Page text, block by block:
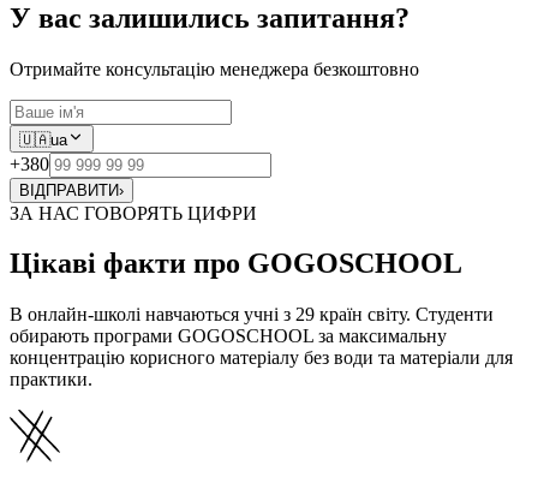
У вас залишились запитання?
Отримайте консультацію менеджера безкоштовно
🇺🇦ua
+380
ВІДПРАВИТИ›
ЗА НАС ГОВОРЯТЬ ЦИФРИ
Цікаві факти про GOGOSCHOOL
В онлайн-школі навчаються учні з 29 країн світу. Студенти
обирають програми GOGOSCHOOL за максимальну
концентрацію корисного матеріалу без води та матеріали для
практики.